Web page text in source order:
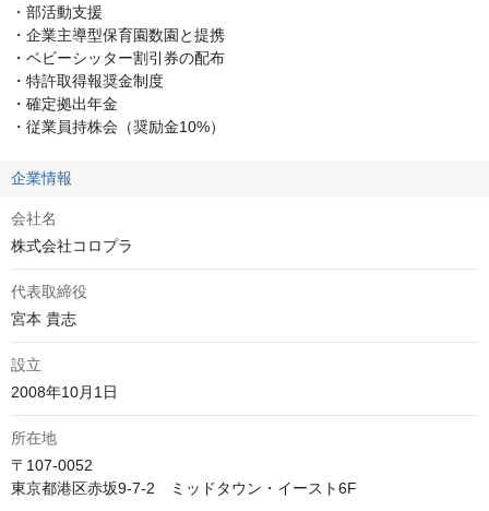
・部活動支援
・企業主導型保育園数園と提携
・ベビーシッター割引券の配布
・特許取得報奨金制度
・確定拠出年金
・従業員持株会（奨励金10%）
企業情報
会社名
株式会社コロプラ
代表取締役
宮本 貴志
設立
2008年10月1日
所在地
〒107-0052
東京都港区赤坂9-7-2　ミッドタウン・イースト6F